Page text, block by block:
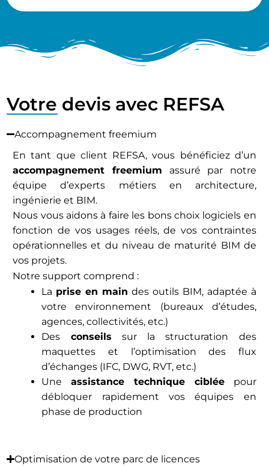
Votre devis avec REFSA
Accompagnement freemium
En tant que client REFSA, vous bénéficiez d’un
accompagnement freemium assuré par notre
équipe d’experts métiers en architecture,
ingénierie et BIM.
Nous vous aidons à faire les bons choix logiciels en
fonction de vos usages réels, de vos contraintes
opérationnelles et du niveau de maturité BIM de
vos projets.
Notre support comprend :
La prise en main des outils BIM, adaptée à
votre environnement (bureaux d’études,
agences, collectivités, etc.)
Des conseils sur la structuration des
maquettes et l’optimisation des flux
d’échanges (IFC, DWG, RVT, etc.)
Uneassistance technique cibléepour
débloquer rapidement vos équipes en
phase de production
Optimisation de votre parc de licences